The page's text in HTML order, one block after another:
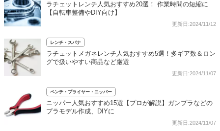
ラチェットレンチ人気おすすめ20選！ 作業時間の短縮に
【自転車整備やDIY向け】
更新日:2024/11/12
レンチ・スパナ
ラチェットメガネレンチ人気おすすめ5選！多ギア数＆ロン
グで扱いやすい商品など厳選
更新日:2024/11/07
ペンチ・プライヤー・ニッパー
ニッパー人気おすすめ15選【プロが解説】ガンプラなどの
プラモデル作成、DIYに
更新日:2024/11/07